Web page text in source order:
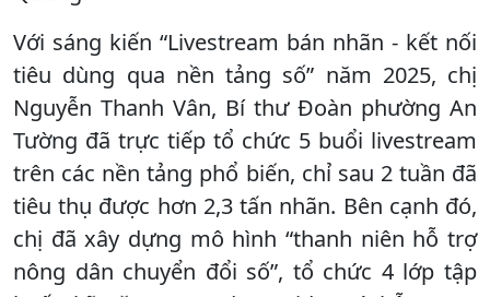
Với sáng kiến “Livestream bán nhãn - kết nối
tiêu dùng qua nền tảng số” năm 2025, chị
Nguyễn Thanh Vân, Bí thư Đoàn phường An
Tường đã trực tiếp tổ chức 5 buổi livestream
trên các nền tảng phổ biến, chỉ sau 2 tuần đã
tiêu thụ được hơn 2,3 tấn nhãn. Bên cạnh đó,
chị đã xây dựng mô hình “thanh niên hỗ trợ
nông dân chuyển đổi số”, tổ chức 4 lớp tập